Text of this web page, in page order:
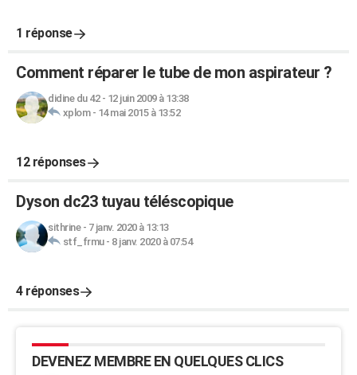
1 réponse
Comment réparer le tube de mon aspirateur ?
didine du 42- 12 juin 2009 à 13:38
xplom- 14 mai 2015 à 13:52
12 réponses
Dyson dc23 tuyau téléscopique
sithrine- 7 janv. 2020 à 13:13
stf_frmu- 8 janv. 2020 à 07:54
4 réponses
DEVENEZ MEMBRE EN QUELQUES CLICS